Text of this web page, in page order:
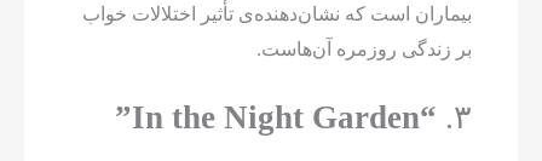
بیماران است که نشان‌دهنده‌ی تأثیر اختلالات خواب
بر زندگی روزمره آن‌هاست.
۳. “In the Night Garden”